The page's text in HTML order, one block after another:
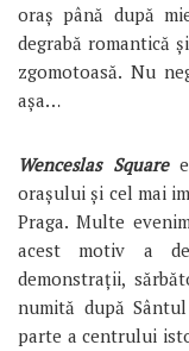
oraș până după
degrabă romantică
zgomotoasă. Nu
așa…
Wenceslas Square
orașului și cel mai
Praga. Multe
acest motiv a
demonstrații,
numită după
parte a centrului